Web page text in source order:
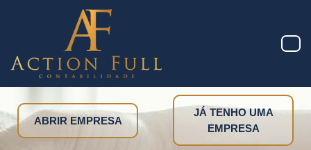
ABRIR EMPRESA
JÁ TENHO UMA
EMPRESA